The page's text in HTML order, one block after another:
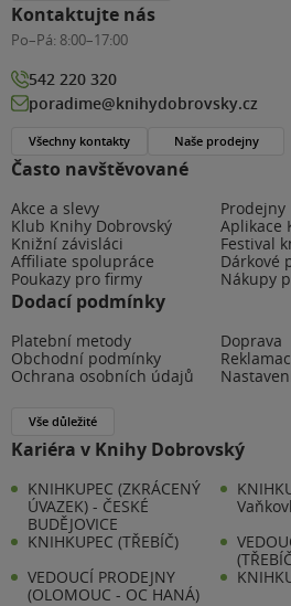
Často navštěvované
Akce a slevy
Prodejny
Klub Knihy Dobrovský
Aplikace
Knižní závisláci
Festival
Affiliate spolupráce
Dárkové
Poukazy pro firmy
Nákupy
Dodací podmínky
Platební metody
Doprava
Obchodní podmínky
Ochrana osobních údajů
Vše důležité
Kariéra v Knihy Dobrovský
KNIHKUPEC (ZKRÁCENÝ
ÚVAZEK) - ČESKÉ
BUDĚJOVICE
KNIHKUPEC (TŘEBÍČ)
VEDOUCÍ PRODEJNY
(OLOMOUC - OC HANÁ)
Kontaktujte nás
Po–Pá: 8:00–17:00
542 220 320
poradime@knihydobrovsky.cz
Všechny kontakty Naše prodejny